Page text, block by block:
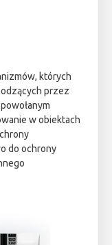
których
przez
w obiektach
do ochrony